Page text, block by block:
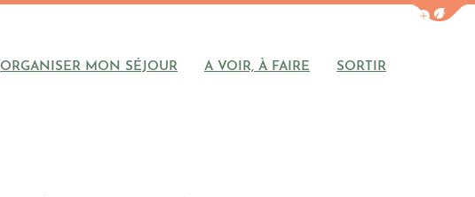
ORGANISER MON SÉJOUR A VOIR, À FAIRE SORTIR